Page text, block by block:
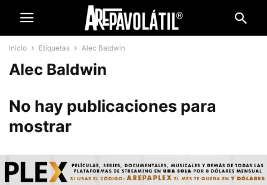
Inicio Etiquetas Alec Baldwin
Alec Baldwin
No hay publicaciones para
mostrar